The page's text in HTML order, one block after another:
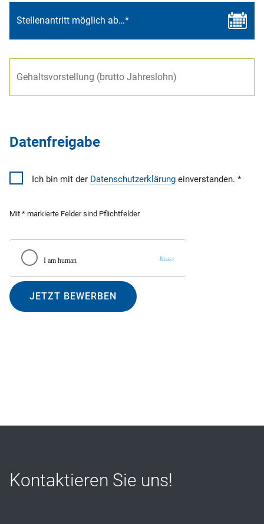
Datenfreigabe
Ich bin mit der Datenschutzerklärungeinverstanden.
Mit * markierte Felder sind Pflichtfelder
JETZT BEWERBEN
Kontaktieren Sie uns!